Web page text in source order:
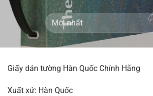
Giấy dán tường Hàn Quốc Chính Hãng
Xuất xứ: Hàn Quốc